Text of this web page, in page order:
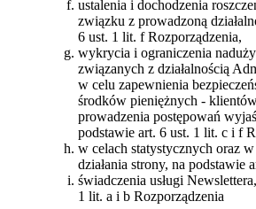
ustalenia i dochodzenia
związku z prowadzoną
6 ust. 1 lit. f Rozporządzenia,
wykrycia i ograniczenia
związanych z działalnością
w celu zapewnienia
środków pieniężnych -
prowadzenia postępowań
podstawie art. 6 ust. 1 lit. c i f
w celach statystycznych oraz
działania strony, na podstawie
świadczenia usługi
1 lit. a i b Rozporządzenia